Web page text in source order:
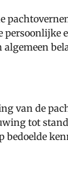
algemeen
van de
tot
bedoelde